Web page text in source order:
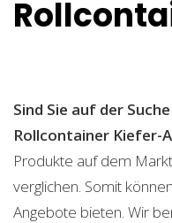
Sind Sie auf der
Rollcontainer Kiefer-
Produkte auf dem
verglichen. Somit
Angebote bieten. Wir